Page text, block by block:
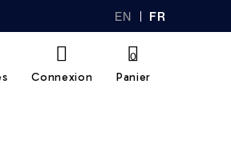
EN FR
Connexion Panier
0